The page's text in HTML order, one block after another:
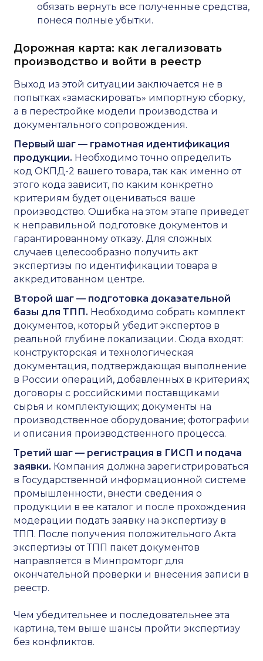
обязать вернуть все полученные средства,
понеся полные убытки.
Дорожная карта: как легализовать
производство и войти в реестр
Выход из этой ситуации заключается не в
попытках «замаскировать» импортную сборку,
а в перестройке модели производства и
документального сопровождения.
Первый шаг — грамотная идентификация
продукции. Необходимо точно определить
код ОКПД-2 вашего товара, так как именно от
этого кода зависит, по каким конкретно
критериям будет оцениваться ваше
производство. Ошибка на этом этапе приведет
к неправильной подготовке документов и
гарантированному отказу. Для сложных
случаев целесообразно получить акт
экспертизы по идентификации товара в
аккредитованном центре.
Второй шаг — подготовка доказательной
базы для ТПП. Необходимо собрать комплект
документов, который убедит экспертов в
реальной глубине локализации. Сюда входят:
конструкторская и технологическая
документация, подтверждающая выполнение
в России операций, добавленных в критериях;
договоры с российскими поставщиками
сырья и комплектующих; документы на
производственное оборудование; фотографии
и описания производственного процесса.
Третий шаг — регистрация в ГИСП и подача
заявки. Компания должна зарегистрироваться
в Государственной информационной системе
промышленности, внести сведения о
продукции в ее каталог и после прохождения
модерации подать заявку на экспертизу в
ТПП. После получения положительного Акта
экспертизы от ТПП пакет документов
направляется в Минпромторг для
окончательной проверки и внесения записи в
реестр.
Чем убедительнее и последовательнее эта
картина, тем выше шансы пройти экспертизу
без конфликтов.